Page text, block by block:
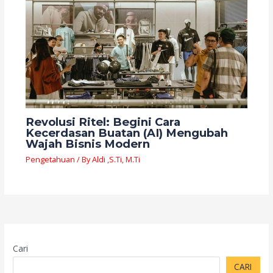
Revolusi Ritel: Begini Cara
Kecerdasan Buatan (AI) Mengubah
Wajah Bisnis Modern
Pengetahuan / ByAldi ,S.Ti, M.Ti
Cari
CARI